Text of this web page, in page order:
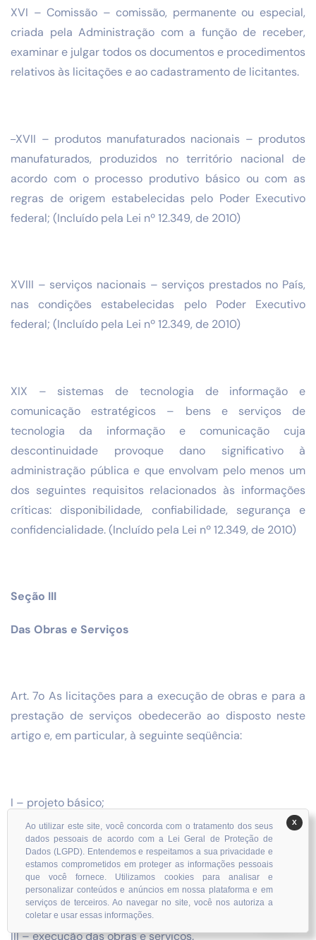
XVI – Comissão – comissão, permanente ou especial,
criada pela Administração com a função de receber,
examinar e julgar todos os documentos e procedimentos
relativos às licitações e ao cadastramento de licitantes.
XVII – produtos manufaturados nacionais – produtos
manufaturados, produzidos no território nacional de
acordo com o processo produtivo básico ou com as
regras de origem estabelecidas pelo Poder Executivo
federal; (Incluído pela Lei nº 12.349, de 2010)
XVIII – serviços nacionais – serviços prestados no País,
nas condições estabelecidas pelo Poder Executivo
federal; (Incluído pela Lei nº 12.349, de 2010)
XIX – sistemas de tecnologia de informação e
comunicação estratégicos – bens e serviços de
tecnologia da informação e comunicação cuja
descontinuidade provoque dano significativo à
administração pública e que envolvam pelo menos um
dos seguintes requisitos relacionados às informações
críticas: disponibilidade, confiabilidade, segurança e
confidencialidade. (Incluído pela Lei nº 12.349, de 2010)
Seção III
Das Obras e Serviços
Art. 7o As licitações para a execução de obras e para a
prestação de serviços obedecerão ao disposto neste
artigo e, em particular, à seguinte seqüência:
I – projeto básico;
II – projeto executivo;
III – execução das obras e serviços.
X
Ao utilizar este site, você concorda com o tratamento dos seus
dados pessoais de acordo com a Lei Geral de Proteção de
Dados (LGPD). Entendemos e respeitamos a sua privacidade e
estamos comprometidos em proteger as informações pessoais
que você fornece. Utilizamos cookies para analisar e
personalizar conteúdos e anúncios em nossa plataforma e em
serviços de terceiros. Ao navegar no site, você nos autoriza a
coletar e usar essas informações.